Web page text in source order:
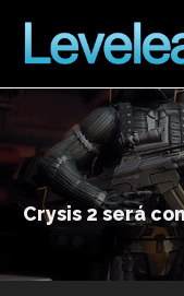
Crysis 2 será